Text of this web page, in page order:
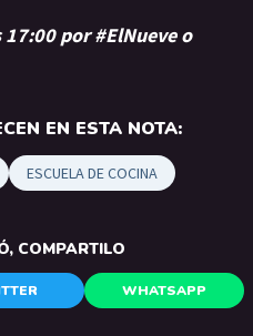
por #ElNueve o
EN ESTA NOTA:
ESCUELA DE COCINA
COMPARTILO
WHATSAPP